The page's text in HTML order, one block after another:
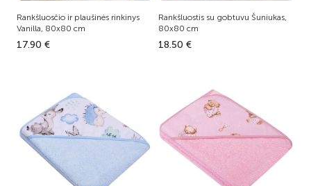
Rankšluosčio ir plaušinės rinkinys
Vanilla, 80x80 cm
17.90 €
Rankšluostis su gobtuvu Šuniukas,
80x80 cm
18.50 €